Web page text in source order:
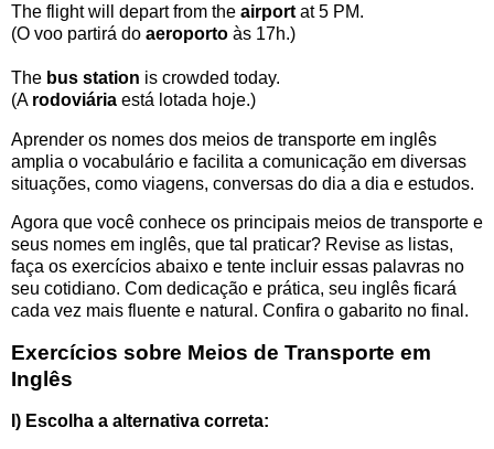
The flight will depart from the airport at 5 PM.
(O voo partirá do aeroporto às 17h.)
The bus station is crowded today.
(A rodoviária está lotada hoje.)
Aprender os nomes dos meios de transporte em inglês
amplia o vocabulário e facilita a comunicação em diversas
situações, como viagens, conversas do dia a dia e estudos.
Agora que você conhece os principais meios de transporte e
seus nomes em inglês, que tal praticar? Revise as listas,
faça os exercícios abaixo e tente incluir essas palavras no
seu cotidiano. Com dedicação e prática, seu inglês ficará
cada vez mais fluente e natural. Confira o gabarito no final.
Exercícios sobre Meios de Transporte em
Inglês
I) Escolha a alternativa correta: